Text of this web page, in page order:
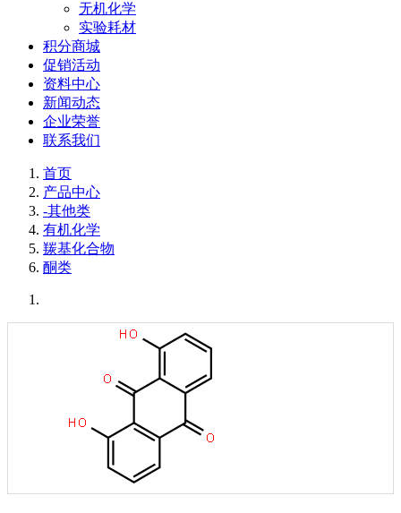
无机化学
实验耗材
积分商城
促销活动
资料中心
新闻动态
企业荣誉
联系我们
首页
产品中心
-其他类
有机化学
羰基化合物
酮类